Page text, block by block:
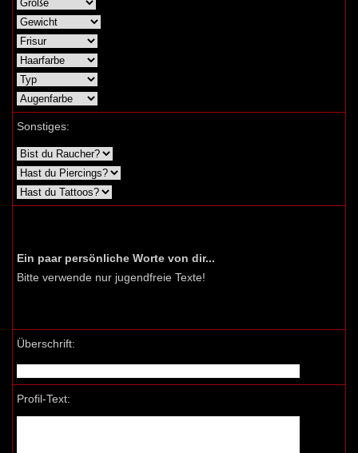
Sonstiges:
Ein paar persönliche Worte von dir...
Bitte verwende nur jugendfreie Texte!
Überschrift:
Profil-Text: